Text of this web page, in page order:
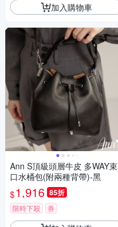
加入購物車
Ann S頂級頭層牛皮 多WAY束
口水桶包(附兩種背帶)-黑
$1,916 85折
限時下殺 券